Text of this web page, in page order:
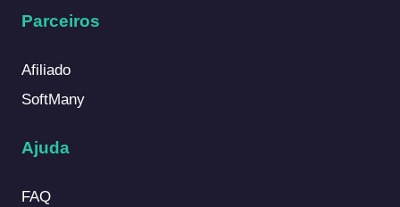
Parceiros
Afiliado
SoftMany
Ajuda
FAQ